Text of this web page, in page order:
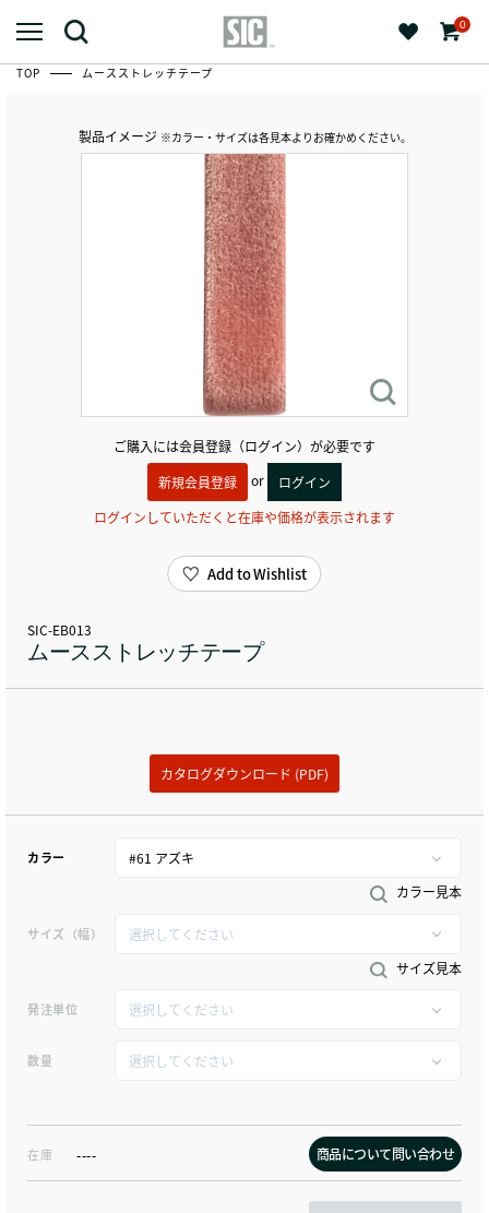
0
TOP ムースストレッチテープ
製品イメージ ※カラー・サイズは各見本よりお確かめください。
ご購入には会員登録（ログイン）が必要です
新規会員登録
or
ログイン
ログインしていただくと在庫や価格が表示されます
SIC-EB013
ムースストレッチテープ
カタログダウンロード (PDF)
カラー
カラー見本
サイズ（幅）
サイズ見本
発注単位
数量
在庫 ---- 商品について問い合わせ
Add to Wishlist